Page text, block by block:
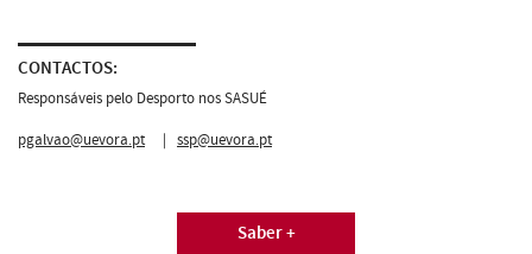
CONTACTOS:
Responsáveis pelo Desporto nos SASUÉ
pgalvao@uevora.pt| ssp@uevora.pt
Saber +